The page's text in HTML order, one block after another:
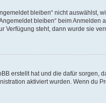
bleiben“ nicht
bleiben“ beim
Verfügung steht, dann wurde sie
erstellt hat und die dafür
aktiviert wurden. Wenn